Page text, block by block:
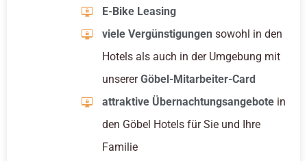
E-Bike Leasing
viele Vergünstigungen sowohl in den
Hotels als auch in der Umgebung mit
unsererGöbel-Mitarbeiter-Card
attraktive Übernachtungsangebotein
den Göbel Hotels für Sie und Ihre
Familie